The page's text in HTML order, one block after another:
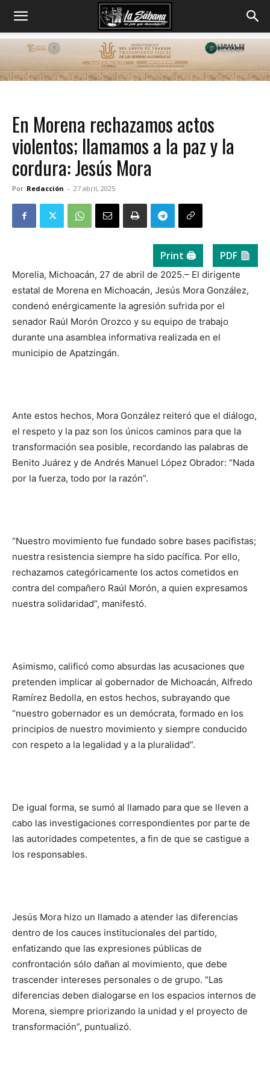
En Morena rechazamos actos
violentos; llamamos a la paz y la
cordura: Jesús Mora
Por Redacción - 27 abril, 2025
Print 🖨 PDF
Morelia, Michoacán, 27 de abril de 2025.– El dirigente
estatal de Morena en Michoacán, Jesús Mora González,
condenó enérgicamente la agresión sufrida por el
senador Raúl Morón Orozco y su equipo de trabajo
durante una asamblea informativa realizada en el
municipio de Apatzingán.
Ante estos hechos, Mora González reiteró que el diálogo,
el respeto y la paz son los únicos caminos para que la
transformación sea posible, recordando las palabras de
Benito Juárez y de Andrés Manuel López Obrador: “Nada
por la fuerza, todo por la razón”.
“Nuestro movimiento fue fundado sobre bases pacifistas;
nuestra resistencia siempre ha sido pacífica. Por ello,
rechazamos categóricamente los actos cometidos en
contra del compañero Raúl Morón, a quien expresamos
nuestra solidaridad”, manifestó.
Asimismo, calificó como absurdas las acusaciones que
pretenden implicar al gobernador de Michoacán, Alfredo
Ramírez Bedolla, en estos hechos, subrayando que
“nuestro gobernador es un demócrata, formado en los
principios de nuestro movimiento y siempre conducido
con respeto a la legalidad y a la pluralidad”.
De igual forma, se sumó al llamado para que se lleven a
cabo las investigaciones correspondientes por parte de
las autoridades competentes, a fin de que se castigue a
los responsables.
Jesús Mora hizo un llamado a atender las diferencias
dentro de los cauces institucionales del partido,
enfatizando que las expresiones públicas de
confrontación sólo dañan al movimiento, que debe
trascender intereses personales o de grupo. “Las
diferencias deben dialogarse en los espacios internos de
Morena, siempre priorizando la unidad y el proyecto de
transformación”, puntualizó.